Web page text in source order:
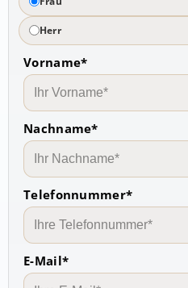
Herr
Vorname*
Nachname*
Telefonnummer*
E-Mail*